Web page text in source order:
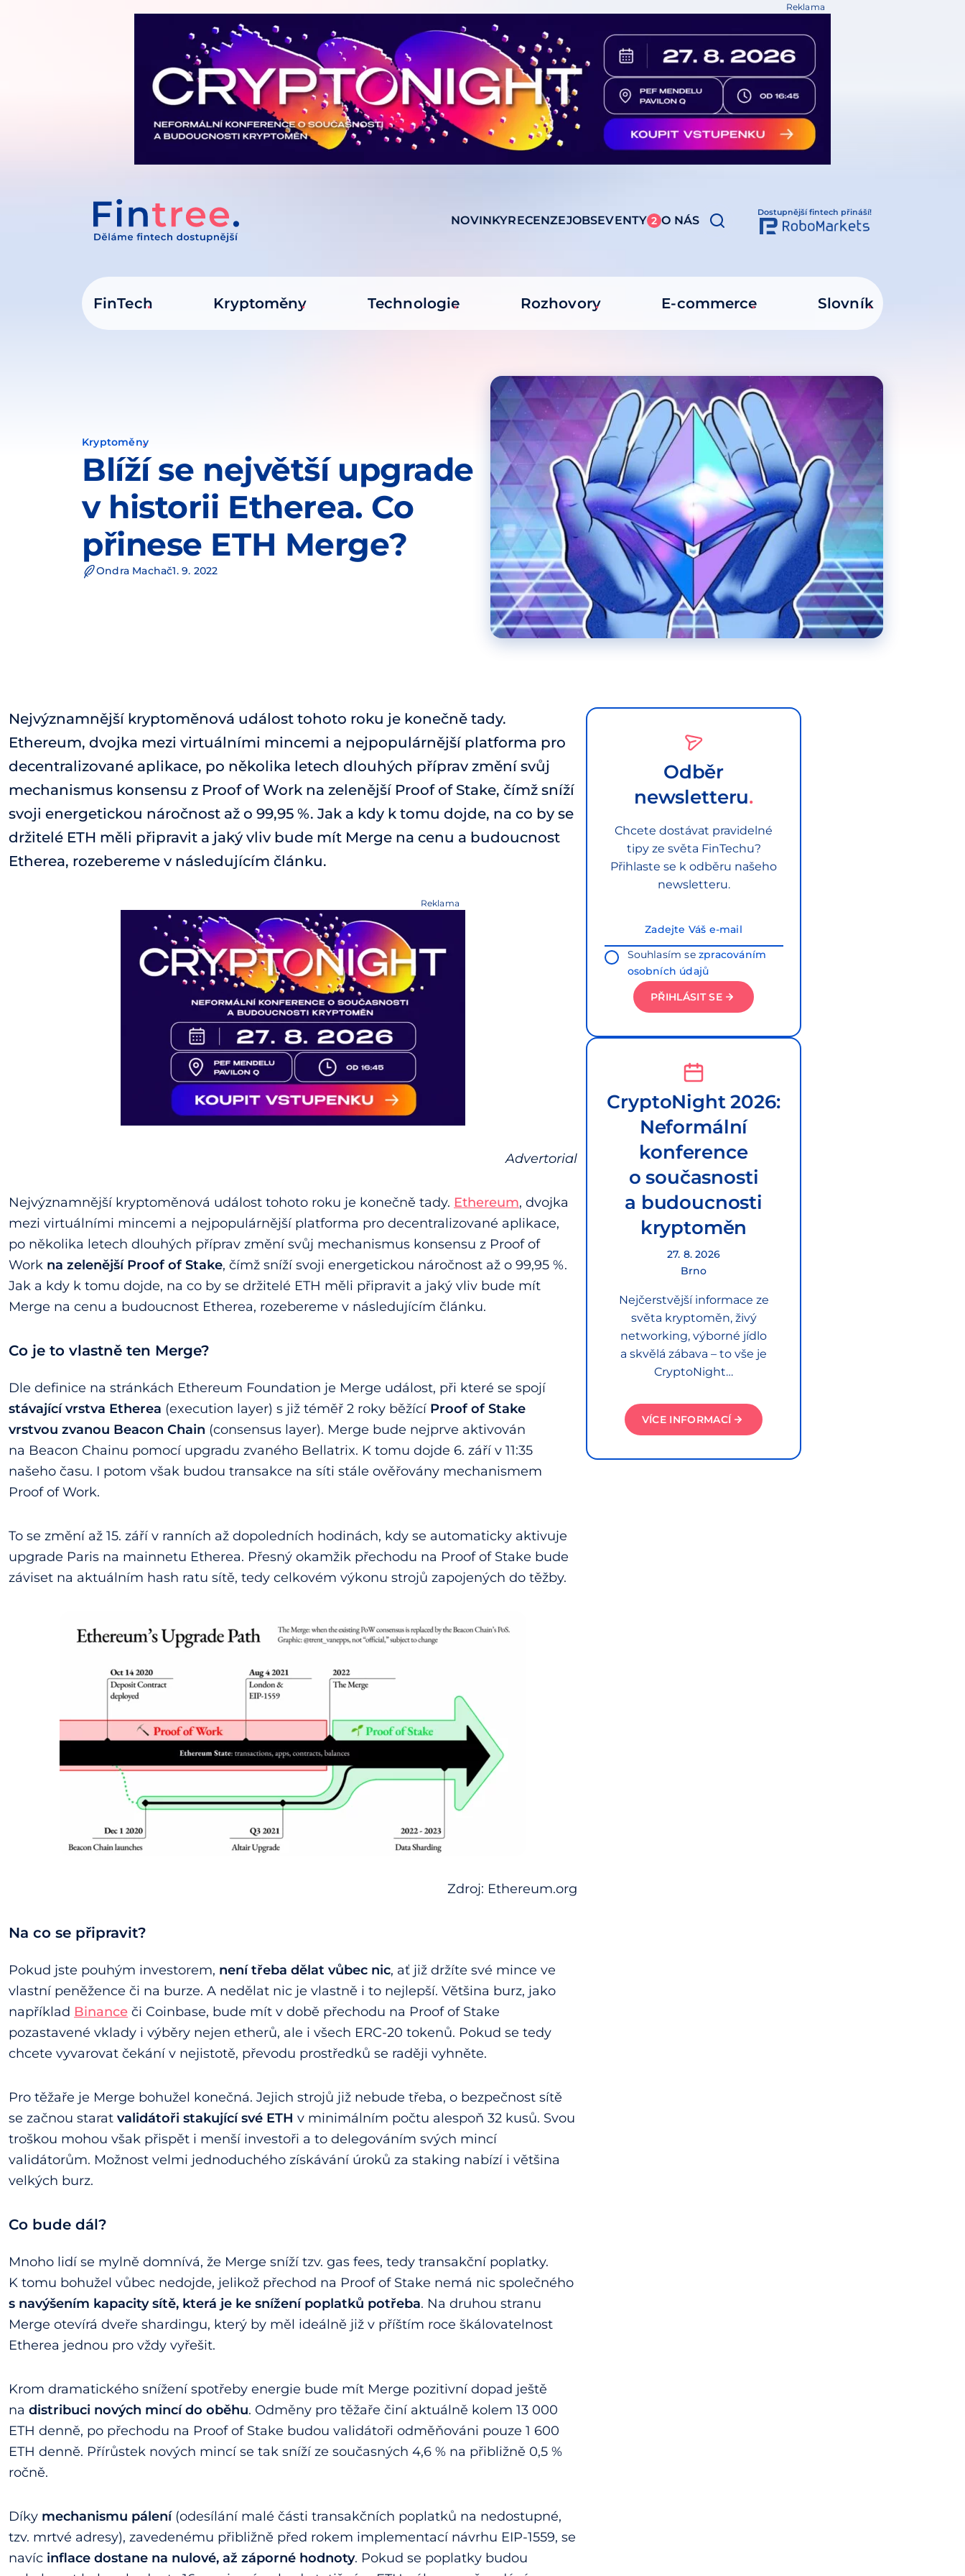
Reklama
NOVINKYRECENZEJOBSEVENTY 2 O NÁS
Dostupnější fintech přináší!
FinTech Kryptoměny Technologie Rozhovory E-commerce Slovník
Kryptoměny
Blíží se největší upgrade
v historii Etherea. Co
přinese ETH Merge?
Ondra Machač1. 9. 2022
Nejvýznamnější kryptoměnová událost tohoto roku je konečně tady.
Ethereum, dvojka mezi virtuálními mincemi a nejpopulárnější platforma pro
decentralizované aplikace, po několika letech dlouhých příprav změní svůj
mechanismus konsensu z Proof of Work na zelenější Proof of Stake, čímž sníží
svoji energetickou náročnost až o 99,95 %. Jak a kdy k tomu dojde, na co by se
držitelé ETH měli připravit a jaký vliv bude mít Merge na cenu a budoucnost
Etherea, rozebereme v následujícím článku.
Reklama
Advertorial
Nejvýznamnější kryptoměnová událost tohoto roku je konečně tady. Ethereum, dvojka
mezi virtuálními mincemi a nejpopulárnější platforma pro decentralizované aplikace,
po několika letech dlouhých příprav změní svůj mechanismus konsensu z Proof of
Work na zelenější Proof of Stake, čímž sníží svoji energetickou náročnost až o 99,95 %.
Jak a kdy k tomu dojde, na co by se držitelé ETH měli připravit a jaký vliv bude mít
Merge na cenu a budoucnost Etherea, rozebereme v následujícím článku.
Co je to vlastně ten Merge?
Dle definice na stránkách Ethereum Foundation je Merge událost, při které se spojí
stávající vrstva Etherea (execution layer) s již téměř 2 roky běžící Proof of Stake
vrstvou zvanou Beacon Chain (consensus layer). Merge bude nejprve aktivován
na Beacon Chainu pomocí upgradu zvaného Bellatrix. K tomu dojde 6. září v 11:35
našeho času. I potom však budou transakce na síti stále ověřovány mechanismem
Proof of Work.
To se změní až 15. září v ranních až dopoledních hodinách, kdy se automaticky aktivuje
upgrade Paris na mainnetu Etherea. Přesný okamžik přechodu na Proof of Stake bude
záviset na aktuálním hash ratu sítě, tedy celkovém výkonu strojů zapojených do těžby.
Zdroj: Ethereum.org
Na co se připravit?
Pokud jste pouhým investorem, není třeba dělat vůbec nic, ať již držíte své mince ve
vlastní peněžence či na burze. A nedělat nic je vlastně i to nejlepší. Většina burz, jako
například Binance či Coinbase, bude mít v době přechodu na Proof of Stake
pozastavené vklady i výběry nejen etherů, ale i všech ERC-20 tokenů. Pokud se tedy
chcete vyvarovat čekání v nejistotě, převodu prostředků se raději vyhněte.
Pro těžaře je Merge bohužel konečná. Jejich strojů již nebude třeba, o bezpečnost sítě
se začnou starat validátoři stakující své ETH v minimálním počtu alespoň 32 kusů. Svou
troškou mohou však přispět i menší investoři a to delegováním svých mincí
validátorům. Možnost velmi jednoduchého získávání úroků za staking nabízí i většina
velkých burz.
Co bude dál?
Mnoho lidí se mylně domnívá, že Merge sníží tzv. gas fees, tedy transakční poplatky.
K tomu bohužel vůbec nedojde, jelikož přechod na Proof of Stake nemá nic společného
s navýšením kapacity sítě, která je ke snížení poplatků potřeba. Na druhou stranu
Merge otevírá dveře shardingu, který by měl ideálně již v příštím roce škálovatelnost
Etherea jednou pro vždy vyřešit.
Krom dramatického snížení spotřeby energie bude mít Merge pozitivní dopad ještě
na distribuci nových mincí do oběhu. Odměny pro těžaře činí aktuálně kolem 13 000
ETH denně, po přechodu na Proof of Stake budou validátoři odměňováni pouze 1 600
ETH denně. Přírůstek nových mincí se tak sníží ze současných 4,6 % na přibližně 0,5 %
ročně.
Díky mechanismu pálení(odesílání malé části transakčních poplatků na nedostupné,
tzv. mrtvé adresy), zavedenému přibližně před rokem implementací návrhu EIP-1559, se
navíc inflace dostane na nulové, až záporné hodnoty. Pokud se poplatky budou
Odběr
newsletteru
Chcete dostávat pravidelné
tipy ze světa FinTechu?
Přihlaste se k odběru našeho
newsletteru.
Souhlasím sezpracováním
osobních údajů
PŘIHLÁSIT SE
CryptoNight 2026:
Neformální
konference
o současnosti
a budoucnosti
kryptoměn
27. 8. 2026
Brno
Nejčerstvější informace ze
světa kryptoměn, živý
networking, výborné jídlo
a skvělá zábava – to vše je
CryptoNight…
VÍCE INFORMACÍ